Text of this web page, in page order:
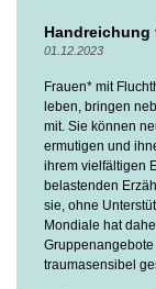
Handreichung
01.12.2023
Frauen* mit
leben, bringen
mit. Sie können
ermutigen und
ihrem vielfältigen
belastenden
sie, ohne
Mondiale hat
Gruppenangebote
traumasensibel